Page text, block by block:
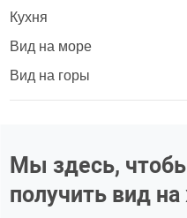
Кухня
Вид на море
Вид на горы
Мы здесь,
получить вид